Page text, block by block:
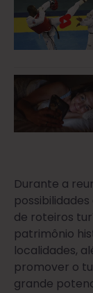
Durante a
de roteiros
patrimônio
localidades,
promover o
grande